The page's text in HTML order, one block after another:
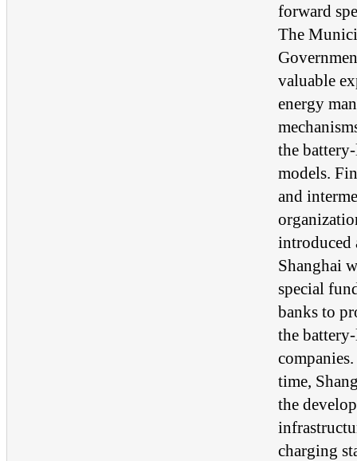
forward
The
valuable
energy
the
models.
and
introduced
Shanghai
special
banks to
the
time,
the
charging